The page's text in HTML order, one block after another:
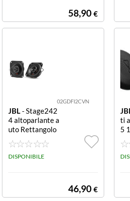
58,90 €
02GDFI2CVN
JBL- Stage242
4 altoparlante a
uto Rettangolo
2-vie 150 W 2 p
z
DISPONIBILE
46,90 €
ti
5
5